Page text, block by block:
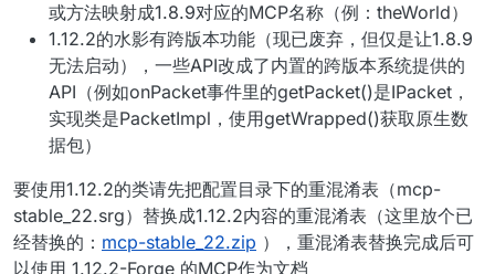
或方法映射成1.8.9对应的MCP名称（例：theWorld）
1.12.2的水影有跨版本功能（现已废弃，但仅是让1.8.9
无法启动），一些API改成了内置的跨版本系统提供的
API（例如onPacket事件里的getPacket()是IPacket，
实现类是PacketImpl，使用getWrapped()获取原生数
据包）
要使用1.12.2的类请先把配置目录下的重混淆表（mcp-
stable_22.srg）替换成1.12.2内容的重混淆表（这里放个已
经替换的： mcp-stable_22.zip ），重混淆表替换完成后可
以使用 1.12.2-Forge 的MCP作为文档